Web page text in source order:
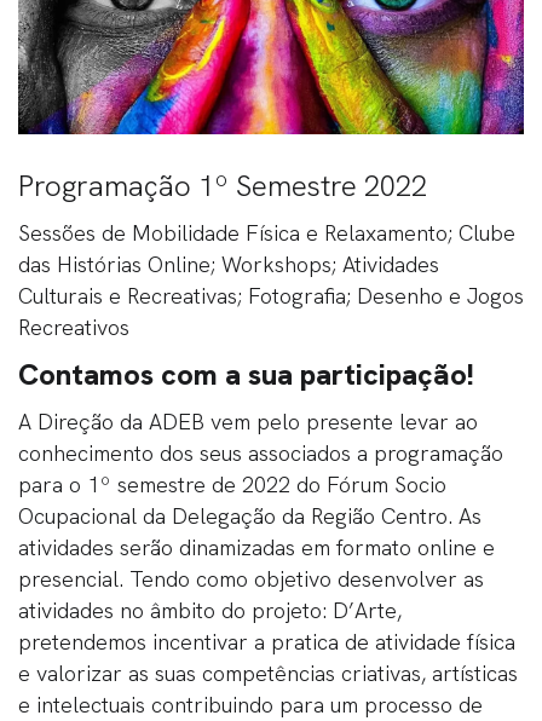
Programação 1º Semestre 2022
Sessões de Mobilidade Física e Relaxamento; Clube
das Histórias Online; Workshops; Atividades
Culturais e Recreativas; Fotografia; Desenho e Jogos
Recreativos
Contamos com a sua participação!
A Direção da ADEB vem pelo presente levar ao
conhecimento dos seus associados a programação
para o 1º semestre de 2022 do Fórum Socio
Ocupacional da Delegação da Região Centro. As
atividades serão dinamizadas em formato online e
presencial. Tendo como objetivo desenvolver as
atividades no âmbito do projeto: D’Arte,
pretendemos incentivar a pratica de atividade física
e valorizar as suas competências criativas, artísticas
e intelectuais contribuindo para um processo de